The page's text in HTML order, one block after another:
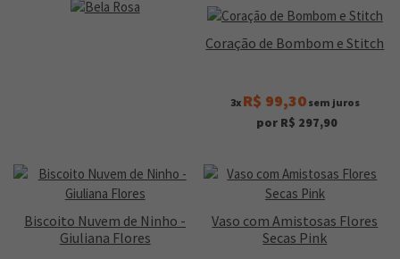
Coração de Bombom e Stitch
3x R$ 99,30sem juros
por R$ 297,90
Biscoito Nuvem de Ninho -
Giuliana Flores
Vaso com Amistosas Flores
Secas Pink